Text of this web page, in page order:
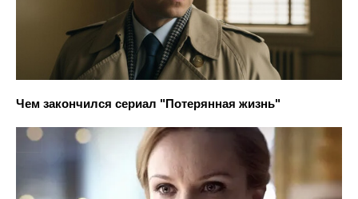
Чем закончился сериал "Потерянная жизнь"